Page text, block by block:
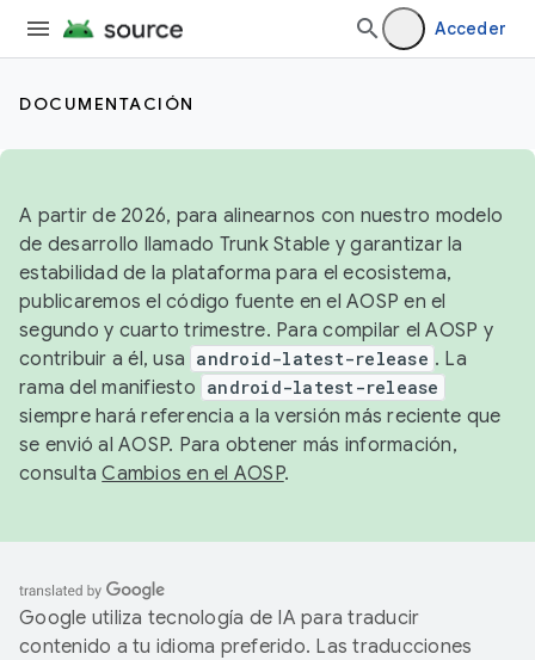
Acceder
DOCUMENTACIÓN
A partir de 2026, para alinearnos con nuestro modelo
de desarrollo llamado Trunk Stable y garantizar la
estabilidad de la plataforma para el ecosistema,
publicaremos el código fuente en el AOSP en el
segundo y cuarto trimestre. Para compilar el AOSP y
contribuir a él, usa android-latest-release . La
rama del manifiesto android-latest-release
siempre hará referencia a la versión más reciente que
se envió al AOSP. Para obtener más información,
consultaCambios en el AOSP.
Google utiliza tecnología de IA para traducir
contenido a tu idioma preferido. Las traducciones